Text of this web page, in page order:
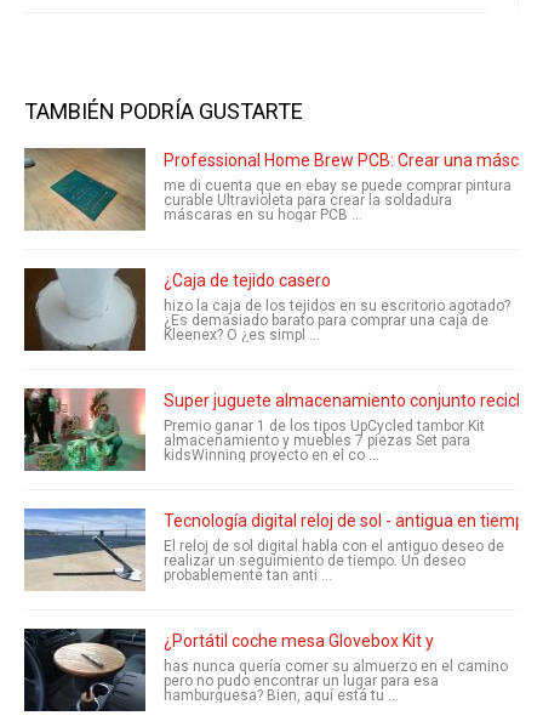
TAMBIÉN PODRÍA GUSTARTE
Professional Home Brew PCB: Crear una
me di cuenta que en ebay se puede comprar pintura
curable Ultravioleta para crear la soldadura
máscaras en su hogar PCB ...
¿Caja de tejido casero
hizo la caja de los tejidos en su escritorio agotado?
¿Es demasiado barato para comprar una caja de
Kleenex? O ¿es simpl ...
Super juguete almacenamiento conjunto
Premio ganar 1 de los tipos UpCycled tambor Kit
almacenamiento y muebles 7 piezas Set para
kidsWinning proyecto en el co ...
Tecnología digital reloj de sol - antigua en
El reloj de sol digital habla con el antiguo deseo de
realizar un seguimiento de tiempo. Un deseo
probablemente tan anti ...
¿Portátil coche mesa Glovebox Kit y
has nunca quería comer su almuerzo en el camino
pero no pudo encontrar un lugar para esa
hamburguesa? Bien, aquí está tu ...